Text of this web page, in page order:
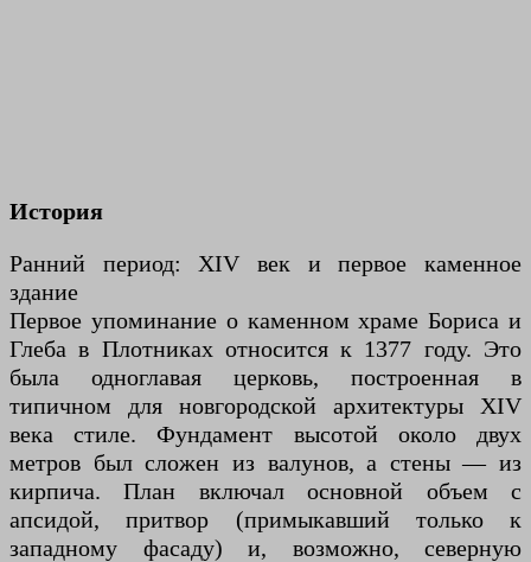
История
Ранний период: XIV век и первое каменное
здание
Первое упоминание о каменном храме Бориса и
Глеба в Плотниках относится к 1377 году. Это
была одноглавая церковь, построенная в
типичном для новгородской архитектуры XIV
века стиле. Фундамент высотой около двух
метров был сложен из валунов, а стены — из
кирпича. План включал основной объем с
апсидой, притвор (примыкавший только к
западному фасаду) и, возможно, северную